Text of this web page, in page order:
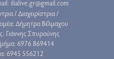
ilialive.gr@gmail.com
/ Διαχειρίστρια /
Δήμητρα Βέλμαχου
Γιάννης Σπυρούνης
6976 869414
6945 556212